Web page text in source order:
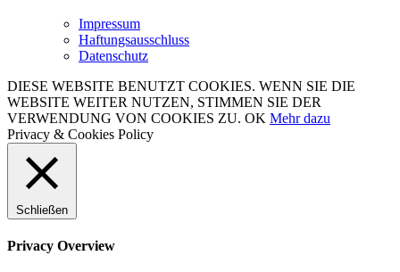
Impressum
Haftungsausschluss
Datenschutz
DIESE WEBSITE BENUTZT COOKIES. WENN SIE DIE
WEBSITE WEITER NUTZEN, STIMMEN SIE DER
VERWENDUNG VON COOKIES ZU. OK Mehr dazu
Privacy & Cookies Policy
Schließen
Privacy Overview